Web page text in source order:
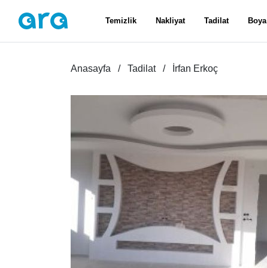
Temizlik Nakliyat Tadilat Boya
Anasayfa Tadilat İrfan Erkoç